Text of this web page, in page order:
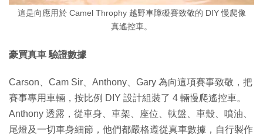
這是向應用於 Camel Throphy 越野車障礙賽致敬的 DIY 慢爬像
真遙控車。
豪買真車 驗證數據
Carson、Cam Sir、Anthony、Gary 為向這項賽事致敬，把
賽事專用車輛，按比例 DIY 設計組裝了 4 輛慢爬遙控車。
Anthony 透露，從車身、車架、座位、軚盤、車殼、噴油、
尾燈及一切車身細節，他們都嚴格遵從真車數據，自行製作